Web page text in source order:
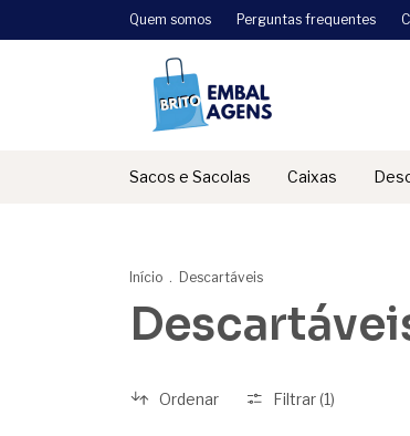
Quem somos Perguntas frequentes
Sacos e Sacolas Caixas
Início . Descartáveis
Ordenar Filtrar (1)